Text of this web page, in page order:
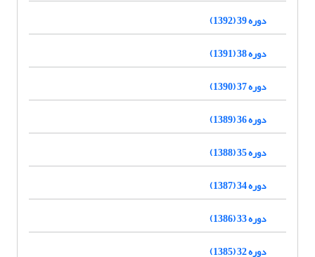
دوره 39 (1392)
دوره 38 (1391)
دوره 37 (1390)
دوره 36 (1389)
دوره 35 (1388)
دوره 34 (1387)
دوره 33 (1386)
دوره 32 (1385)